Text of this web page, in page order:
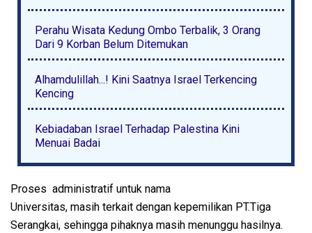
Perahu Wisata Kedung Ombo Terbalik, 3 Orang
Dari 9 Korban Belum Ditemukan
Alhamdulillah...! Kini Saatnya Israel Terkencing
Kencing
Kebiadaban Israel Terhadap Palestina Kini
Menuai Badai
Proses administratif untuk nama
Universitas, masih terkait dengan kepemilikan PT.Tiga
Serangkai, sehingga pihaknya masih menunggu hasilnya.